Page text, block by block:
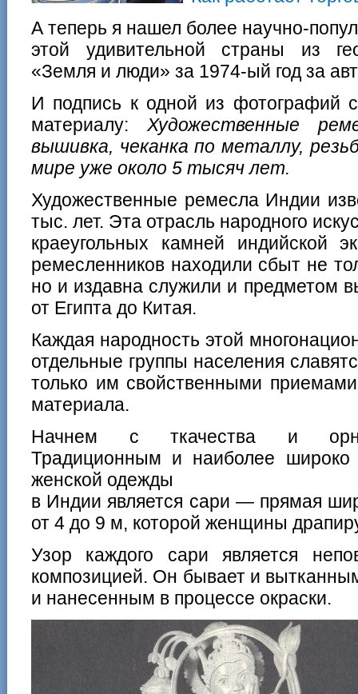
А теперь я нашел более научно-
этой удивительной страны из
«Земля и люди» за 1974-ый год за
И подпись к одной из фотографий
материалу:Художественные
вышивка, чеканка по металлу,
мире уже около 5 тысяч лет.
Художественные ремесла Индии
тыс. лет. Эта отрасль народного
краеугольных камней индийской
ремесленников находили сбыт не
но и издавна служили и предметом
от Египта до Китая.
Каждая народность этой
отдельные группы населения
только им свойственными
материала.
Начнем с ткачества и
Традиционным и наиболее широко
женской одежды
в Индии является сари — прямая
от 4 до 9 м, которой женщины
Узор каждого сари является
композицией. Он бывает и
и нанесенным в процессе окраски.